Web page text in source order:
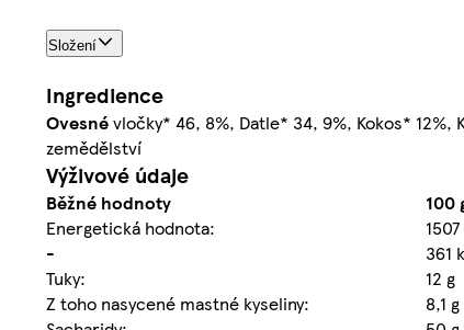
Složení
Ingredience
Ovesnévločky* 46, 8%, Datle* 34, 9%, Kokos*
zemědělství
Výživové údaje
Běžné hodnoty 100
Energetická hodnota:
-
361
Tuky:
12 g
Z toho nasycené mastné kyseliny:
8,1 g